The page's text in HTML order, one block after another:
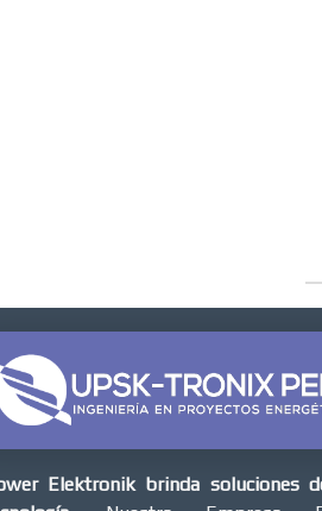
Elektronik brinda soluciones